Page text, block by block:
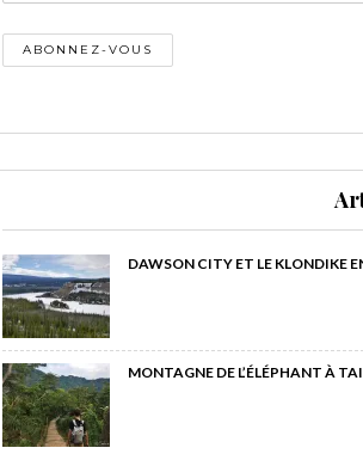
DAWSON CITY ET LE KLONDIKE
MONTAGNE DE L’ÉLÉPHANT À